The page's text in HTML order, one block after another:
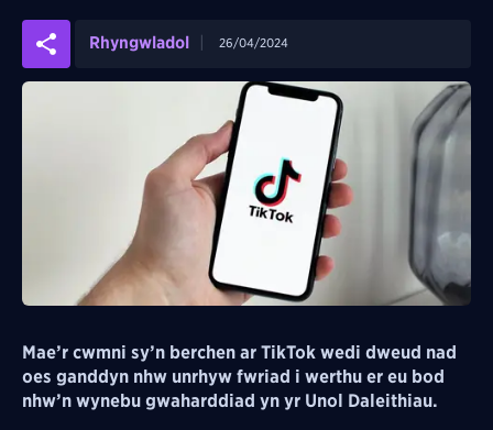
Rhyngwladol 26/04/2024
Mae’r cwmni sy’n berchen ar TikTok wedi dweud nad
oes ganddyn nhw unrhyw fwriad i werthu er eu bod
nhw’n wynebu gwaharddiad yn yr Unol Daleithiau.